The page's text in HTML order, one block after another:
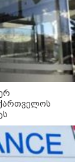
აფეთქდა" -
მინისტრი